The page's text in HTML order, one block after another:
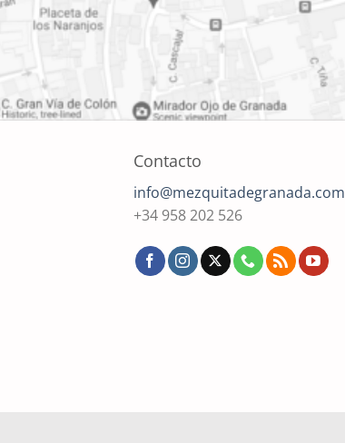
Contacto
info@mezquitadegranada.com
+34 958 202 526